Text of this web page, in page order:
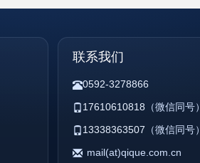
联系我们
0592-3278866
17610610818 （微信同号）
13338363507 （微信同号）
mail(at)qique.com.cn